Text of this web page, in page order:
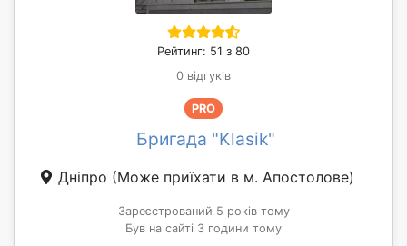
Рейтинг: 51 з 80
0 відгуків
PRO
Бригада "Klasik"
Дніпро (Може приїхати в м. Апостолове)
Зареєстрований 5 років тому
Був на сайті 3 години тому